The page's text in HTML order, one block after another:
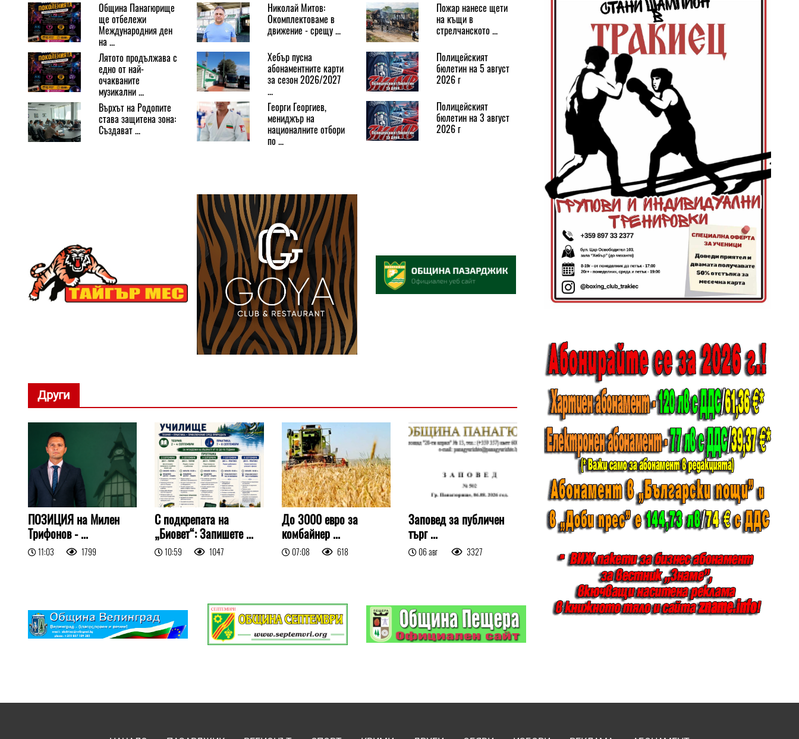
Община Панагюрище
ще отбележи
Международния ден
на ...
Лятото продължава с
едно от най-
очакваните
музикални ...
Върхът на Родопите
става защитена зона:
Създават ...
Николай Митов:
Окомплектоваме в
движение - срещу ...
Хебър пусна
абонаментните карти
за сезон 2026/2027
...
Георги Георгиев,
мениджър на
националните отбори
по ...
Пожар нанесе щети
на къщи в
стрелчанското ...
Полицейският
бюлетин на 5 август
2026 г
Полицейският
бюлетин на 3 август
2026 г
Други
ПОЗИЦИЯ на Милен
Трифонов - ...
11:03 1799
С подкрепата на
„Биовет“: Запишете ...
10:59 1047
До 3000 евро за
комбайнер ...
07:08 618
Заповед за публичен
търг ...
06 авг 3327